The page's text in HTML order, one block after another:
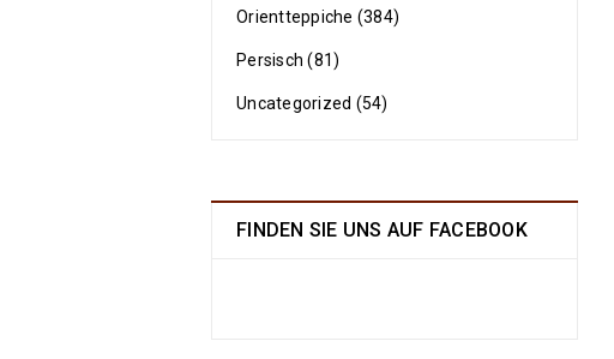
Orientteppiche (384)
Persisch (81)
Uncategorized (54)
FINDEN SIE UNS AUF FACEBOOK